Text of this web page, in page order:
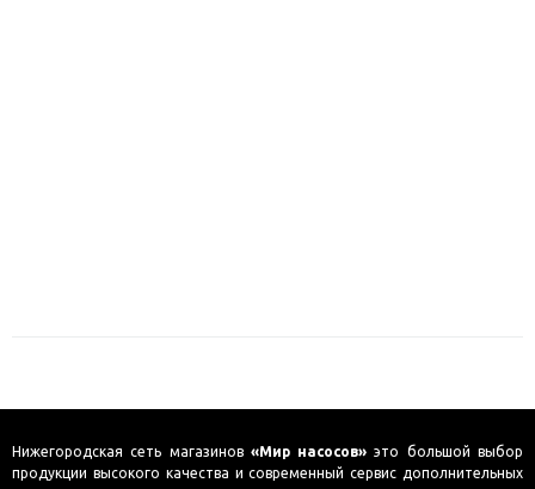
Нижегородская сеть магазинов «Мир насосов» это большой выбор
продукции высокого качества и современный сервис дополнительных